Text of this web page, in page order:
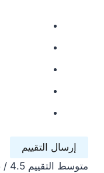
إرسال التقييم
متوسط ​​التقييم 4.5 / 5. عدد الأصوات: